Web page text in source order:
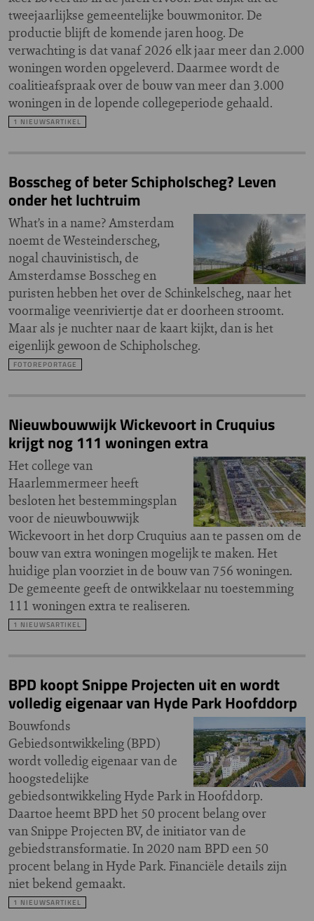
tweejaarlijkse gemeentelijke bouwmonitor. De
productie blijft de komende jaren hoog. De
verwachting is dat vanaf 2026 elk jaar meer dan 2.000
woningen worden opgeleverd. Daarmee wordt de
coalitieafspraak over de bouw van meer dan 3.000
woningen in de lopende collegeperiode gehaald.
1 NIEUWSARTIKEL
Bosscheg of beter Schipholscheg? Leven
onder het luchtruim
What’s in a name? Amsterdam
noemt de Westeinderscheg,
nogal chauvinistisch, de
Amsterdamse Bosscheg en
puristen hebben het over de Schinkelscheg, naar het
voormalige veenriviertje dat er doorheen stroomt.
Maar als je nuchter naar de kaart kijkt, dan is het
eigenlijk gewoon de Schipholscheg.
FOTOREPORTAGE
Nieuwbouwwijk Wickevoort in Cruquius
krijgt nog 111 woningen extra
Het college van
Haarlemmermeer heeft
besloten het bestemmingsplan
voor de nieuwbouwwijk
Wickevoort in het dorp Cruquius aan te passen om de
bouw van extra woningen mogelijk te maken. Het
huidige plan voorziet in de bouw van 756 woningen.
De gemeente geeft de ontwikkelaar nu toestemming
111 woningen extra te realiseren.
1 NIEUWSARTIKEL
BPD koopt Snippe Projecten uit en wordt
volledig eigenaar van Hyde Park Hoofddorp
Bouwfonds
Gebiedsontwikkeling (BPD)
wordt volledig eigenaar van de
hoogstedelijke
gebiedsontwikkeling Hyde Park in Hoofddorp.
Daartoe heemt BPD het 50 procent belang over
van Snippe Projecten BV, de initiator van de
gebiedstransformatie. In 2020 nam BPD een 50
procent belang in Hyde Park. Financiële details zijn
niet bekend gemaakt.
1 NIEUWSARTIKEL